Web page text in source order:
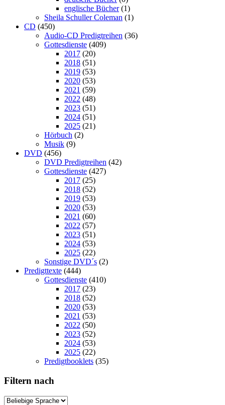
englische Bücher (1)
Sheila Schuller Coleman (1)
CD (450)
Audio-CD Predigtreihen (36)
Gottesdienste (409)
2017 (20)
2018 (51)
2019 (53)
2020 (53)
2021 (59)
2022 (48)
2023 (51)
2024 (51)
2025 (21)
Hörbuch (2)
Musik (9)
DVD (456)
DVD Predigtreihen (42)
Gottesdienste (427)
2017 (25)
2018 (52)
2019 (53)
2020 (53)
2021 (60)
2022 (57)
2023 (51)
2024 (53)
2025 (22)
Sonstige DVD´s (2)
Predigttexte (444)
Gottesdienste (410)
2017 (23)
2018 (52)
2020 (53)
2021 (53)
2022 (50)
2023 (52)
2024 (53)
2025 (22)
Predigtbooklets (35)
Filtern nach